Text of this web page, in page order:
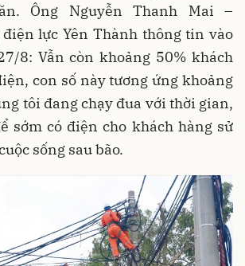
Ông Nguyễn Thanh Mai –
lực Yên Thành thông tin vào
8: Vẫn còn khoảng 50% khách
con số này tương ứng khoảng
tôi đang chạy đua với thời gian,
sớm có điện cho khách hàng sử
sống sau bão.